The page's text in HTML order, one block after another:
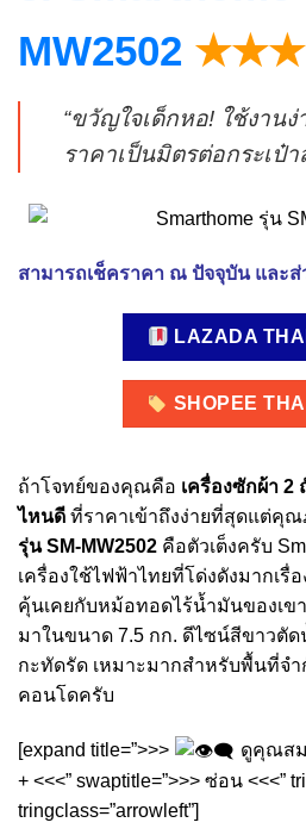
MW2502
“ขวัญใจเด็กหอ! ใช้งาน
ราคาเป็นมิตรต่อกระเป๋า
สามารถเช็คราคา ณ ปัจจุบัน และ
LAZADA
SHOPEE
ถ้าโจทย์ของคุณคือ เครื่องซักผ้า 2
ไหนดี ที่ราคาเข้าถึงง่ายที่สุดแต่คุณ
รุ่น SM-MW2502 คือตัวเต็งครับ
เครื่องใช้ไฟฟ้าไทยที่โด่งดังมากเ
คุ้นเคยกับหม้อทอดไร้น้ำมันของเข
มาในขนาด 7.5 กก. ดีไซน์สีขาวตั
กะทัดรัด เหมาะมากสำหรับพื้นที่จำ
คอนโดครับ
[expand title=”>>>
ดูคุณสม
+ <<<” swaptitle=”>>> ซ่อน <<<”
tringclass=”arrowleft”]